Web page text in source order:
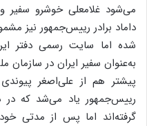
می‌شود غلامعلی خوشرو سفیر
داماد برادر رییس‌جمهور نیز
شده اما سایت رسمی دفتر
به‌عنوان سفیر ایران در سازمان
پیشتر هم از علی‌اصغر
رییس‌جمهور یاد می‌شد که در
گرفته‌اند اما پس از مدتی